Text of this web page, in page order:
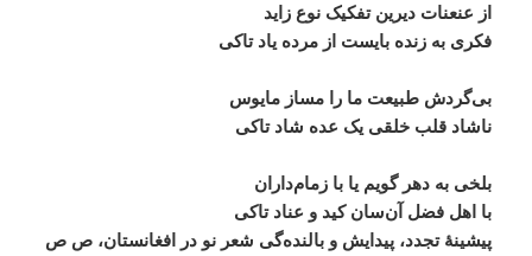
از عنعنات دیرین تفکیک نوع زاید
فکری به زنده ‌بایست از مرده یاد تاکی
بیگردش طبیعت ما را مساز مایوس
ناشاد قلب خلقی یک عده شاد تاکی
بلخی به دهر گویم یا با زمامداران
با اهل فضل آنسان کید و عناد تاکی
پیشینۀ تجدد، پیدایش و بالندهگی شعر نو در افغانستان، ص ص